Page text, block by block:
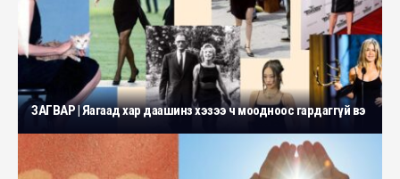
ЗАГВАР | Яагаад хар даашинз хэзээ ч моодноос гардаггүй вэ